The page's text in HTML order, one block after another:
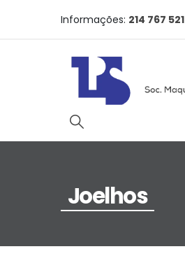
Informações: 214 767 521
Joelhos